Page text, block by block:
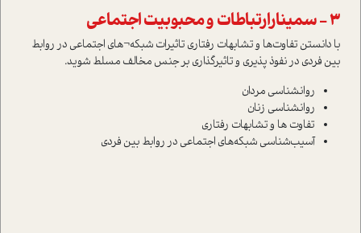
3 - سمینارارتباطات و محبوبیت اجتماعی
با دانستن تفاوت‌ها و تشابهات رفتاری تاثیرات شبکه¬های اجتماعی در روابط
بین فردی در نفوذ پذیری و تاثیرگذاری بر جنس مخالف مسلط شوید.
روانشناسی مردان
روانشناسی زنان
تفاوت ‌ها و تشابهات رفتاری
آسیب‌شناسی شبکه‌های اجتماعی در روابط بین فردی